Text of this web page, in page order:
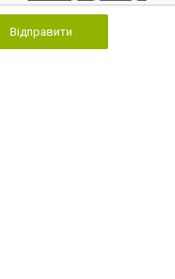
Відправити